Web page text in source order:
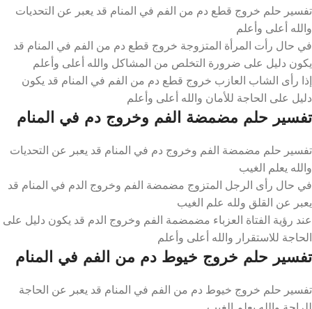
تفسير حلم خروج قطع دم من الفم في المنام قد يعبر عن التحديات
والله أعلى وأعلم
في حال رأت المرأة المتزوجة خروج قطع دم من الفم في المنام قد
يكون دليل على ضرورة التخلص من المشاكل والله أعلى وأعلم
إذا رأى الشاب العازب خروج قطع دم من الفم في المنام قد يكون
دليل على الحاجة للأمان والله أعلى وأعلم
تفسير حلم مضمضة الفم وخروج دم في المنام
تفسير حلم مضمضة الفم وخروج دم في المنام قد يعبر عن التحديات
والله يعلم الغيب
في حال رأى الرجل المتزوج مضمضة الفم وخروج الدم في المنام قد
يعبر عن القلق ولله علم الغيب
عند رؤية الفتاة العزباء مضمضمة الفم وخروج الدم قد يكون دليل على
الحاجة للاستقرار والله أعلى وأعلم
تفسير حلم خروج خيوط دم من الفم في المنام
تفسير حلم خروج خيوط دم من الفم في المنام قد يعبر عن الحاجة